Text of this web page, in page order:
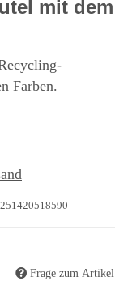
mit dem
Farben.
Frage zum Artikel